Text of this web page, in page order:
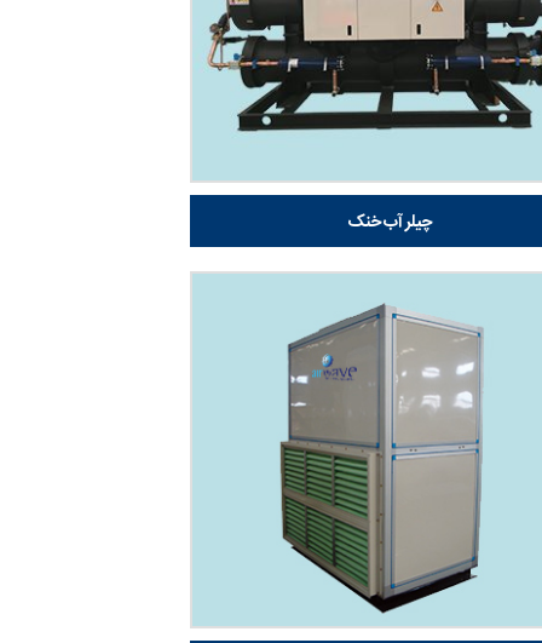
چیلر آب خنک